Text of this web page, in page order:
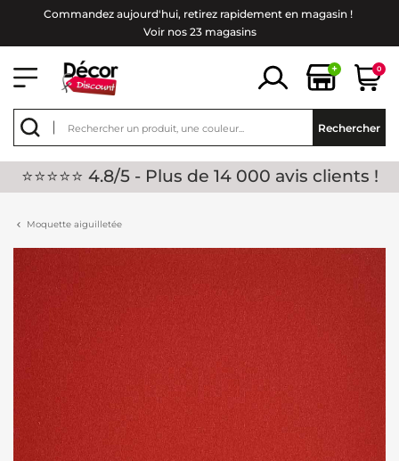
Commandez aujourd'hui, retirez rapidement en magasin !
Voir nos 23 magasins
+ 0
Rechercher
⭐⭐⭐⭐⭐ 4.8/5 - Plus de 14 000 avis clients !
Moquette aiguilletée